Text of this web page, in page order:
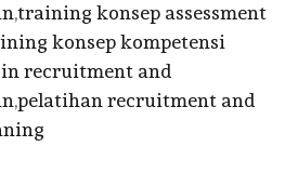
,training konsep assessment
konsep kompetensi
recruitment and
,pelatihan recruitment and